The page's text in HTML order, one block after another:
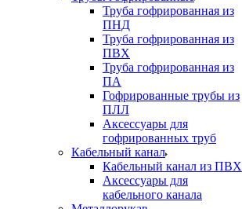
Труба гофрированная из
ПНД
Труба гофрированная из
ПВХ
Труба гофрированная из
ПА
Гофрированные трубы из
ПЛЛ
Аксессуары для
гофрированных труб
Кабельный канал
Кабельный канал из ПВХ
Аксессуары для
кабельного канала